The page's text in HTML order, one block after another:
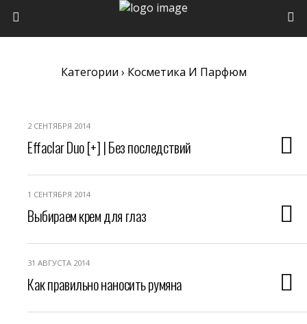
Категории › Косметика И Парфюм
2 СЕНТЯБРЯ 2014
Effaclar Duo [+] | Без последствий
1 СЕНТЯБРЯ 2014
Выбираем крем для глаз
31 АВГУСТА 2014
Как правильно наносить румяна